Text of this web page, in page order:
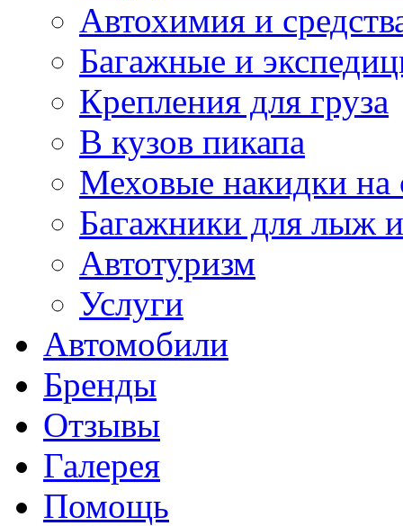
Автохимия и
Багажные и
Крепления для груза
В кузов пикапа
Меховые накидки на
Багажники для лыж
Автотуризм
Услуги
Автомобили
Бренды
Отзывы
Галерея
Помощь